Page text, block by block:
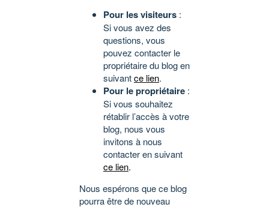
Pour les visiteurs :
Si vous avez des
questions, vous
pouvez contacter le
propriétaire du blog en
suivantce lien.
Pour le propriétaire :
Si vous souhaitez
rétablir l’accès à votre
blog, nous vous
invitons à nous
contacter en suivant
ce lien.
Nous espérons que ce blog
pourra être de nouveau